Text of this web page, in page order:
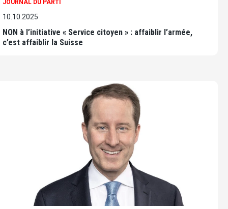
JOURNAL DU PARTI
10.10.2025
NON à l’initiative « Service citoyen » : affaiblir l’armée,
c’est affaiblir la Suisse